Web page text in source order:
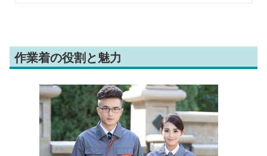
作業着の役割と魅力